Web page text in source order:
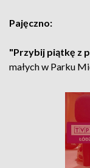
Pajęczno:
"Przybij piątkę z
małych w Parku